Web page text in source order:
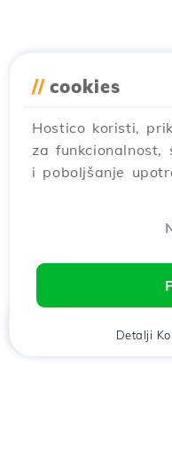
// cookies
Hostico koristi,
za funkcionalnost,
i poboljšanje
Detalji
Klijent